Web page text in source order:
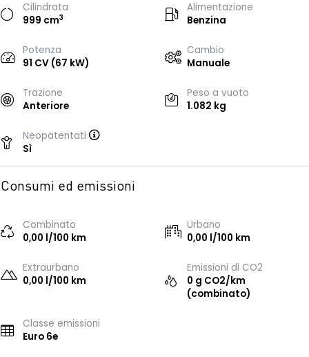
Cilindrata
999 cm3
Alimentazione
Benzina
Potenza
91 CV (67 kW)
Cambio
Manuale
Trazione
Anteriore
Peso a vuoto
1.082 kg
Neopatentati
Sì
Consumi ed emissioni
Combinato
0,00 l/100 km
Urbano
0,00 l/100 km
Extraurbano
0,00 l/100 km
Emissioni di CO2
0 g CO2/km
(combinato)
Classe emissioni
Euro 6e